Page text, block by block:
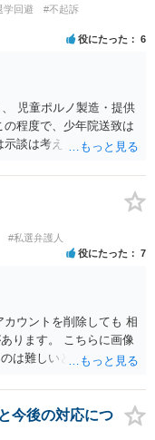
学回避
#不起訴
役にたった 6
児童ポルノ製造・提供
程度で、少年院送致は
談は考えません。 少年
#私選弁護人
役にたった 7
ウントを削除しても 相
ります。 こちらに画像
は難しいと思います
要性が少なくなるとい
からの捜査が及んだけ
今後の対応につ